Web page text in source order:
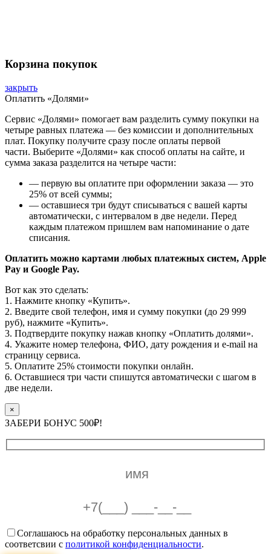
Корзина покупок
закрыть
Оплатить «Долями»
Сервис «Долями» помогает вам разделить сумму покупки на
четыре равных платежа — без комиссии и дополнительных
плат. Покупку получите сразу после оплаты первой
части. Выберите «Долями» как способ оплаты на сайте, и
сумма заказа разделится на четыре части:
— первую вы оплатите при оформлении заказа — это
25% от всей суммы;
— оставшиеся три будут списываться с вашей карты
автоматически, с интервалом в две недели. Перед
каждым платежом пришлем вам напоминание о дате
списания.
Оплатить можно картами любых платежных систем, Apple
Pay и Google Pay.
Вот как это сделать:
1. Нажмите кнопку «Купить».
2. Введите свой телефон, имя и сумму покупки (до 29 999
руб), нажмите «Купить».
3. Подтвердите покупку нажав кнопку «Оплатить долями».
4. Укажите номер телефона, ФИО, дату рождения и e-mail на
страницу сервиса.
5. Оплатите 25% стоимости покупки онлайн.
6. Оставшиеся три части спишутся автоматически с шагом в
две недели.
×
ЗАБЕРИ БОНУС 500₽!
Соглашаюсь на обработку персональных данных в
соответсвии с политикой конфиденциальности.